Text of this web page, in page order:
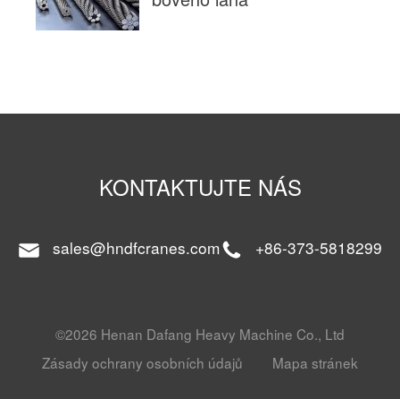
KONTAKTUJTE NÁS
sales@hndfcranes.com +86-373-5818299
©2026 Henan Dafang Heavy Machine Co., Ltd
Zásady ochrany osobních údajů
Mapa stránek